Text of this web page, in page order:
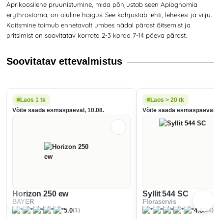
Aprikoosilehe pruunistumine, mida põhjustab seen Apiognomia
erythrostoma, on oluline haigus. See kahjustab lehti, lehekesi ja vilju.
Kaitsmine toimub ennetavalt umbes nädal pärast õitsemist ja
pritsimist on soovitatav korrata 2-3 korda 7-14 päeva pärast.
Soovitatav ettevalmistus
Laos 1 tk
Võite saada esmaspäeval, 10.08.
Horizon 250 ew
BAYER
5.0(1)
Laos > 20 tk
Võite saada esmaspäeval,
Syllit 544 SC
Floraservis
4.8(21)